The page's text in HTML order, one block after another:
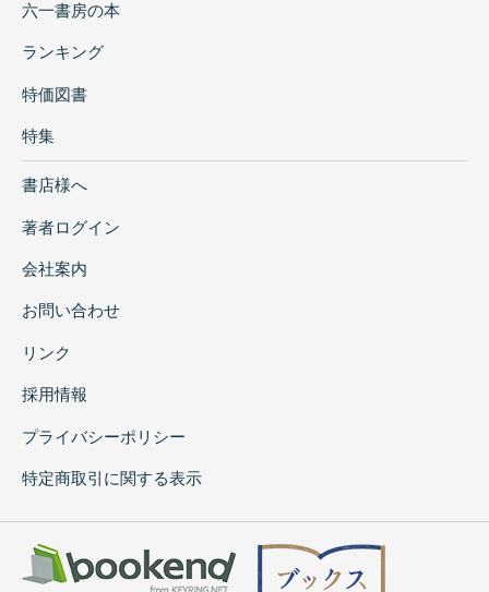
六一書房の本
ランキング
特価図書
特集
書店様へ
著者ログイン
会社案内
お問い合わせ
リンク
採用情報
プライバシーポリシー
特定商取引に関する表示